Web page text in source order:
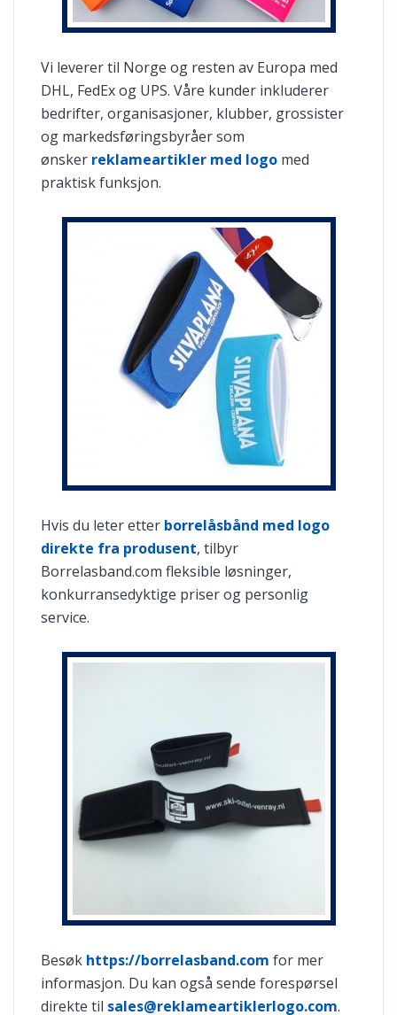
Vi leverer til Norge og resten av Europa med
DHL, FedEx og UPS. Våre kunder inkluderer
bedrifter, organisasjoner, klubber, grossister
og markedsføringsbyråer som
ønsker reklameartikler med logo med
praktisk funksjon.
Hvis du leter etter borrelåsbånd med logo
direkte fra produsent, tilbyr
Borrelasband.com fleksible løsninger,
konkurransedyktige priser og personlig
service.
Besøk https://borrelasband.com for mer
informasjon. Du kan også sende forespørsel
direkte til sales@reklameartiklerlogo.com.